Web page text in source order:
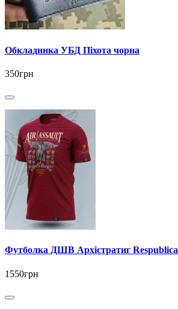
Обкладинка УБД Піхота чорна
350грн
Футболка ДШВ Архістратиг Respublica
1550грн